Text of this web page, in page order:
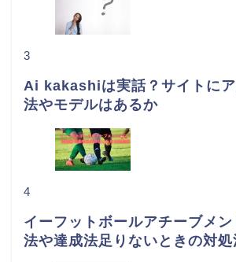
3
Ai kakashiは実話？サイトに
法やモデルはあるか
4
イーフットボールアチーブメ
法や達成法足りないときの対処